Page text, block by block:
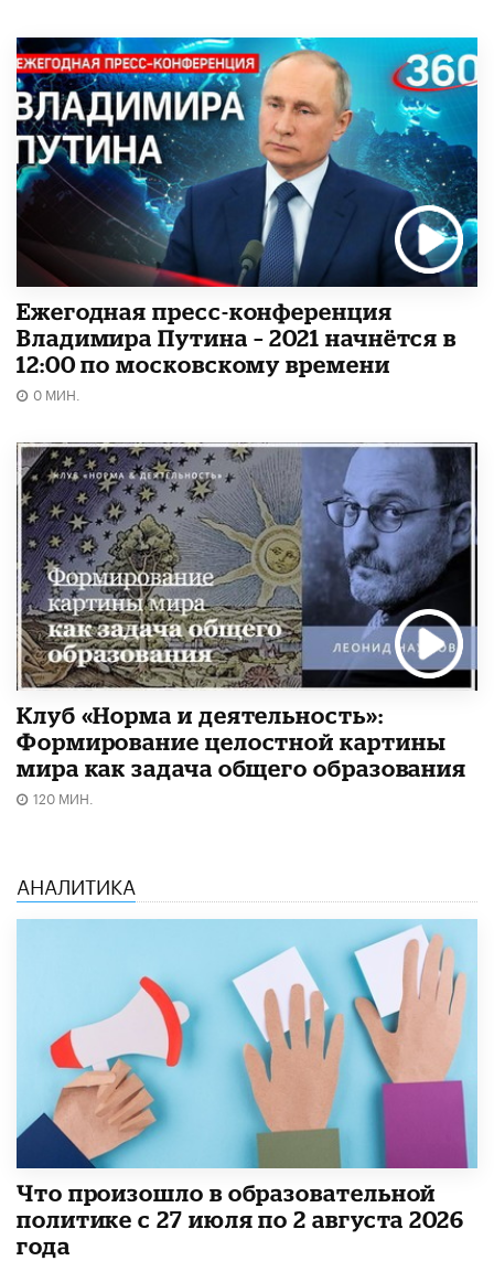
Ежегодная пресс-конференция
Владимира Путина – 2021 начнётся в
12:00 по московскому времени
0 МИН.
Клуб «Норма и деятельность»:
Формирование целостной картины
мира как задача общего образования
120 МИН.
АНАЛИТИКА
​Что произошло в образовательной
политике с 27 июля по 2 августа 2026
года